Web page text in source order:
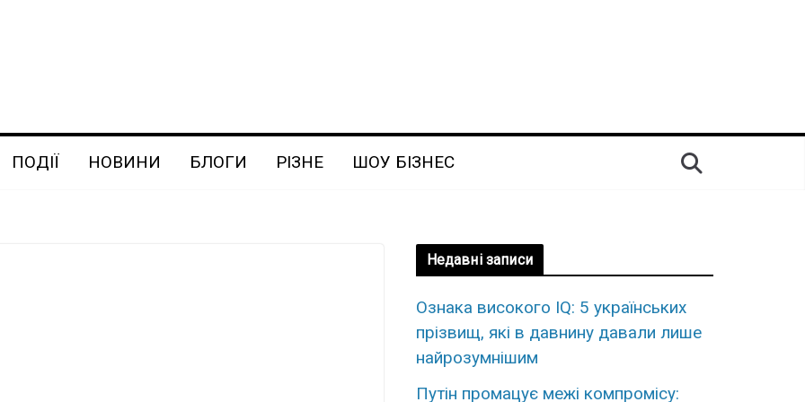
ПОДІЇ НОВИНИ БЛОГИ РІЗНЕ ШОУ БІЗНЕС
Недавні записи
Ознака високого IQ: 5 українських
прізвищ, які в давнину давали лише
найрозумнішим
Путін промацує межі компромісу: